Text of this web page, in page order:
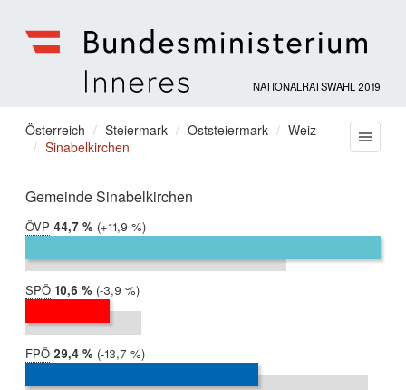
für
Inneres
NATIONALRATSWAHL 2019
Sie
befinden
hier:
Österreich Steiermark Oststeiermark
Weiz
Sinabelkirchen
Gemeinde Sinabelkirchen
ÖVP 2019:
44,7 %
2017:
32,9 %
Differenz:
+11,9 %
SPÖ 2019:
10,6 %
2017:
14,5 %
Differenz:
-3,9 %
FPÖ 2019:
29,4 %
2017:
43,1 %
Differenz:
-13,7 %